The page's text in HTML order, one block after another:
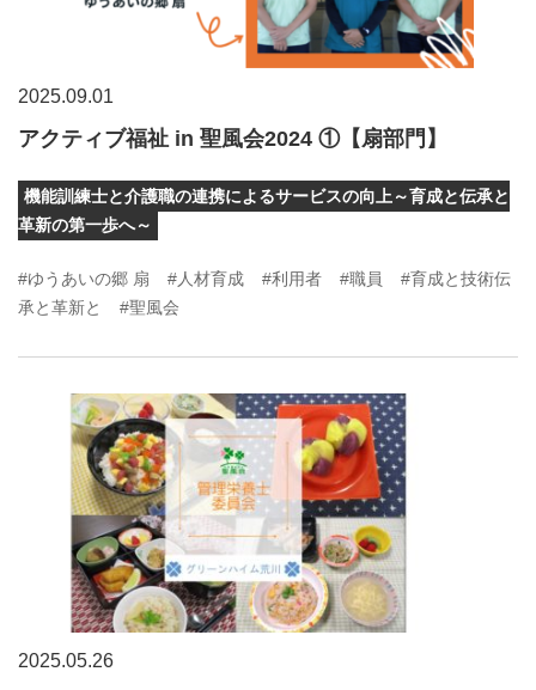
2025.09.01
アクティブ福祉 in 聖風会2024 ①【扇部門】
機能訓練士と介護職の連携によるサービスの向上～育成と伝承と
革新の第一歩へ～
#ゆうあいの郷 扇 #人材育成 #利用者 #職員
#育成と技術伝
承と革新と
#聖風会
2025.05.26